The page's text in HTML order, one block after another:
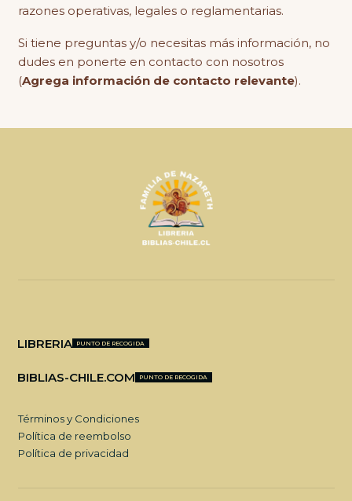
razones operativas, legales o reglamentarias.
Si tiene preguntas y/o necesitas más información, no
dudes en ponerte en contacto con nosotros
(Agrega información de contacto relevante).
LIBRERIA PUNTO DE RECOGIDA
BIBLIAS-CHILE.COM PUNTO DE RECOGIDA
Términos y Condiciones
Política de reembolso
Política de privacidad